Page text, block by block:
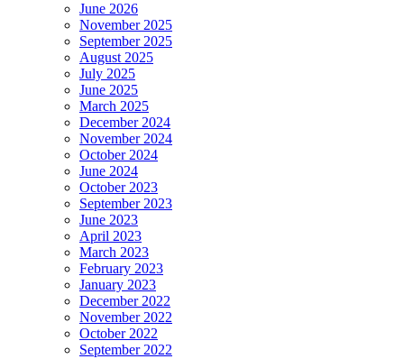
June 2026
November 2025
September 2025
August 2025
July 2025
June 2025
March 2025
December 2024
November 2024
October 2024
June 2024
October 2023
September 2023
June 2023
April 2023
March 2023
February 2023
January 2023
December 2022
November 2022
October 2022
September 2022